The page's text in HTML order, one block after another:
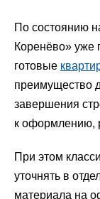
По состоянию
Коренёво» уже
готовые
преимущество
завершения
к оформлению,
При этом
уточнять в
материала на